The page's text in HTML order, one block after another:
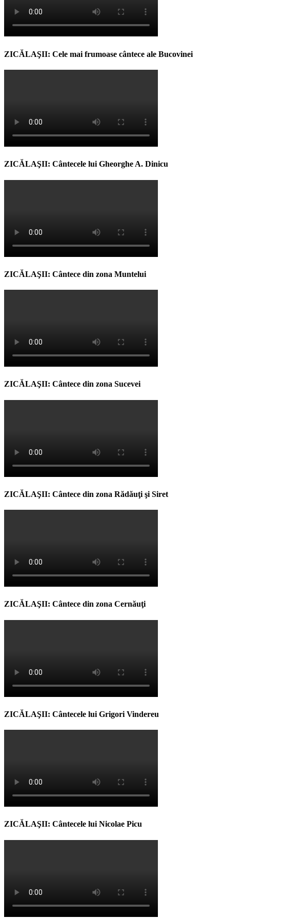
ZICĂLAŞII: Cele mai frumoase cântece ale Bucovinei
ZICĂLAŞII: Cântecele lui Gheorghe A. Dinicu
ZICĂLAŞII: Cântece din zona Muntelui
ZICĂLAŞII: Cântece din zona Sucevei
ZICĂLAŞII: Cântece din zona Rădăuţi şi Siret
ZICĂLAŞII: Cântece din zona Cernăuţi
ZICĂLAŞII: Cântecele lui Grigori Vindereu
ZICĂLAŞII: Cântecele lui Nicolae Picu